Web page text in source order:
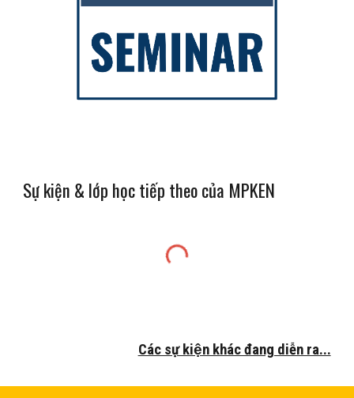
Sự kiện & lớp học tiếp theo của MPKEN
Các sự kiện khác đang diễn ra...